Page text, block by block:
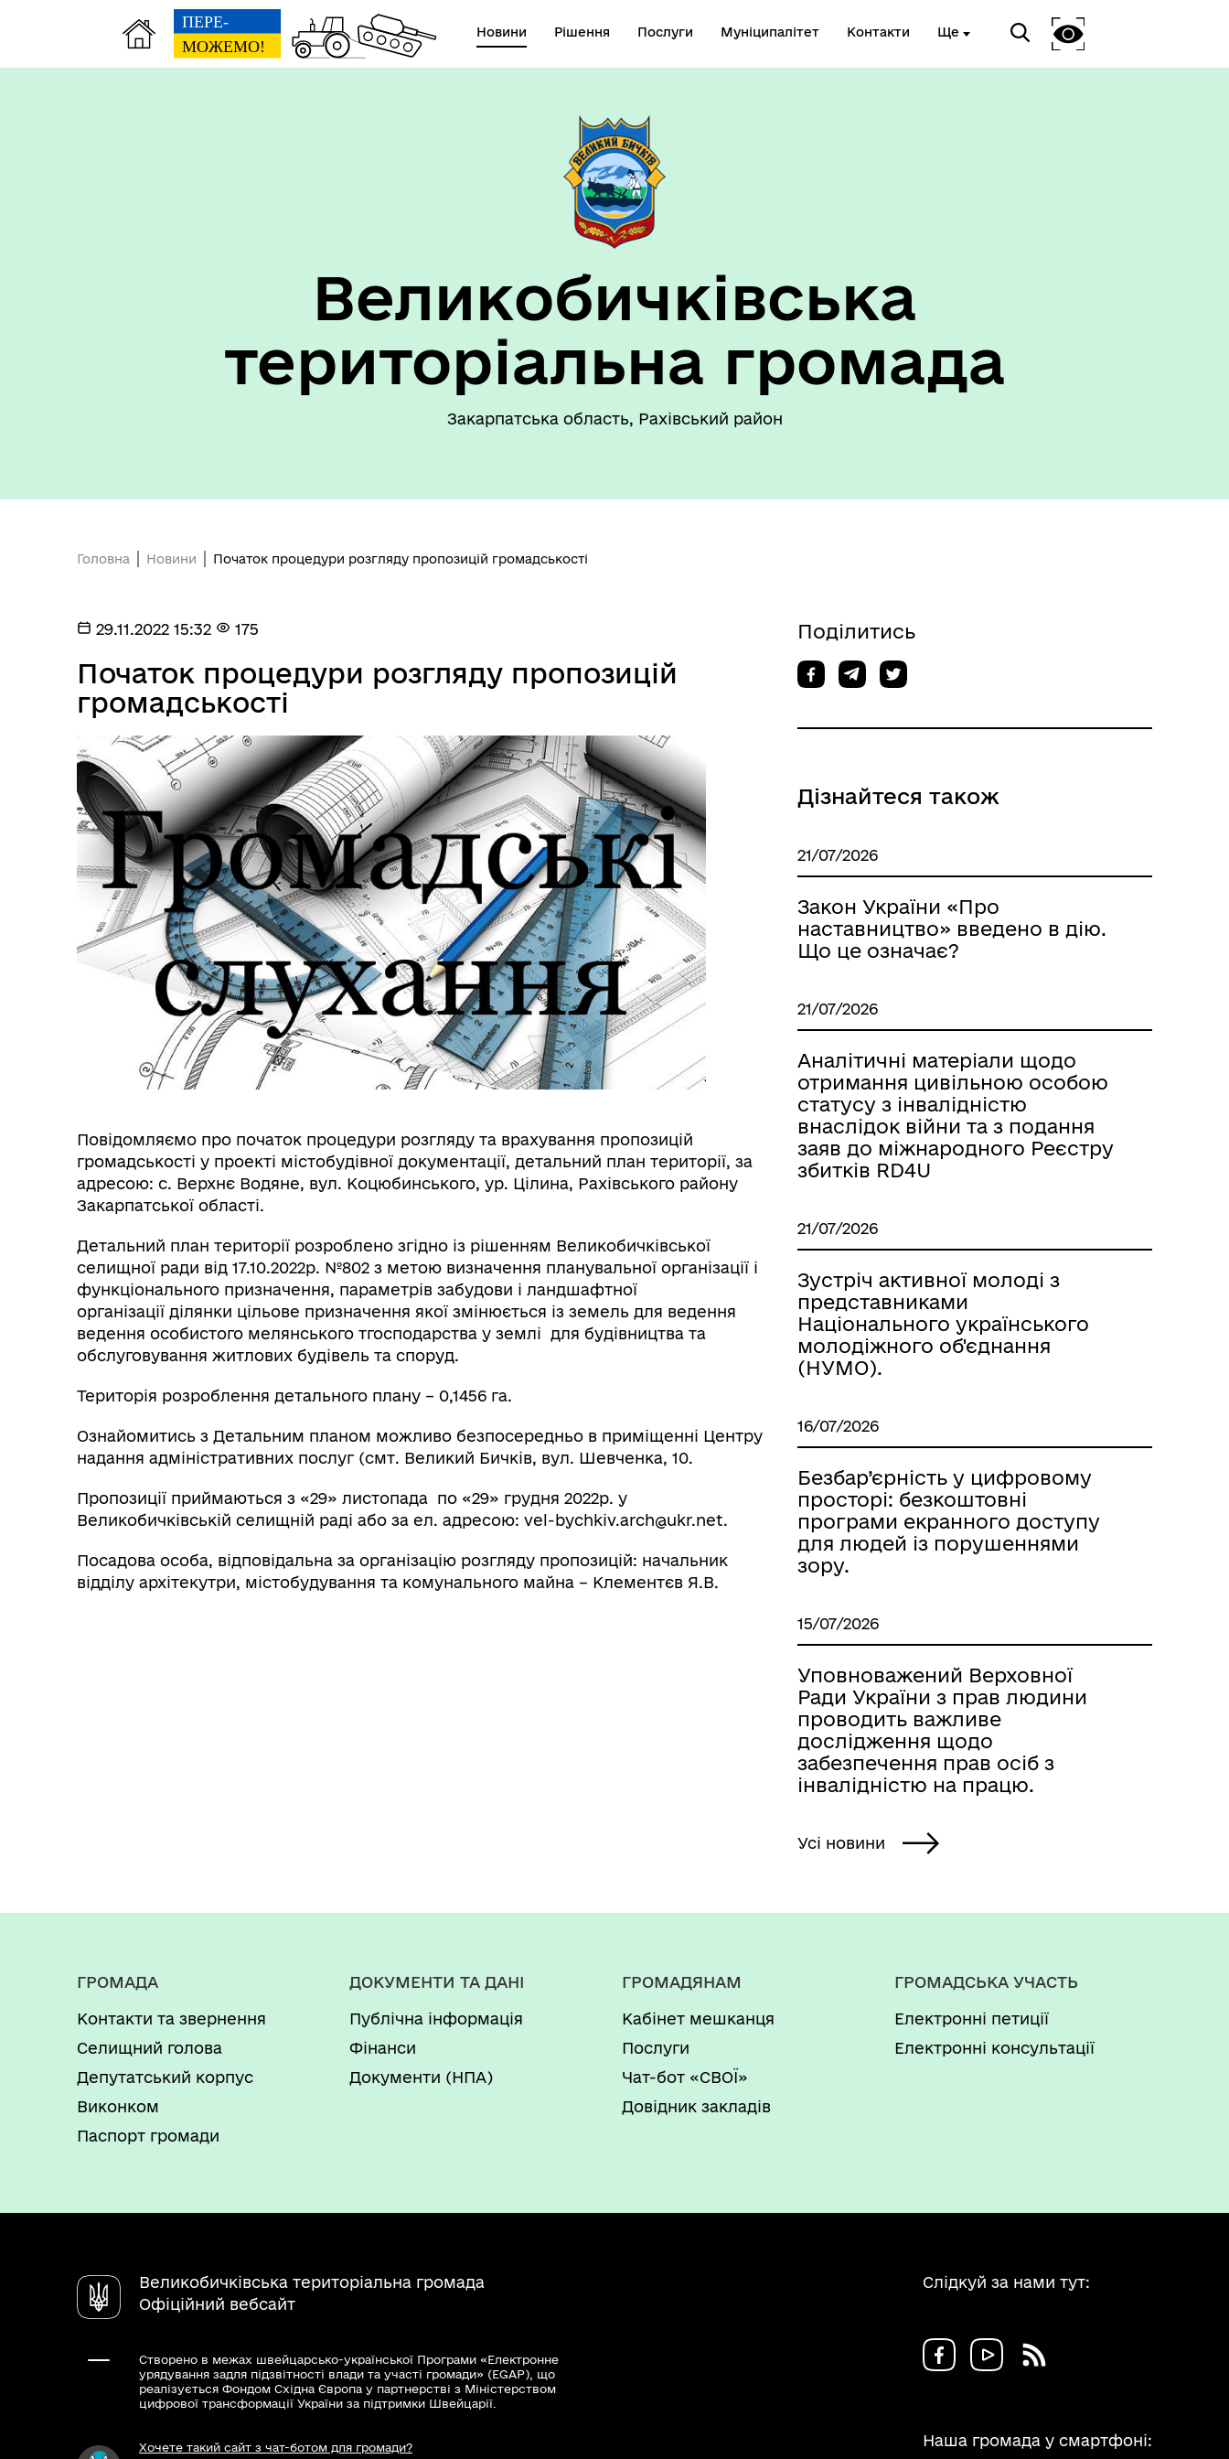
Новини Рішення Послуги Муніципалітет Контакти Ще
установ Великобичківської ТГ
Великобичківська
територіальна громада
Закарпатська область, Рахівський район
Головна Новини Початок процедури розгляду пропозицій громадськості
29.11.2022 15:32 175
Початок процедури розгляду пропозицій
громадськості
Повідомляємо про початок процедури розгляду та врахування пропозицій
громадськості у проекті містобудівної документації, детальний план території, за
адресою: с. Верхнє Водяне, вул. Коцюбинського, ур. Цілина, Рахівського району
Закарпатської області.
Детальний план території розроблено згідно із рішенням Великобичківської
селищної ради від 17.10.2022р. №802 з метою визначення планувальної організації і
функціонального призначення, параметрів забудови і ландшафтної
організації ділянки цільове призначення якої змінюється із земель для ведення
ведення особистого мелянського тгосподарства у землі для будівництва та
обслуговування житлових будівель та споруд.
Територія розроблення детального плану – 0,1456 га.
Ознайомитись з Детальним планом можливо безпосередньо в приміщенні Центру
надання адміністративних послуг (смт. Великий Бичків, вул. Шевченка, 10.
Пропозиції приймаються з «29» листопада по «29» грудня 2022р. у
Великобичківській селищній раді або за ел. адресою: vel-bychkiv.arch@ukr.net.
Посадова особа, відповідальна за організацію розгляду пропозицій: начальник
відділу архітекутри, містобудування та комунального майна – Клементєв Я.В.
Поділитись
Дізнайтеся також
21/07/2026
Закон України «Про
наставництво» введено в дію.
Що це означає?
21/07/2026
Аналітичні матеріали щодо
отримання цивільною особою
статусу з інвалідністю
внаслідок війни та з подання
заяв до міжнародного Реєстру
збитків RD4U
21/07/2026
Зустріч активної молоді з
представниками
Національного українського
молодіжного об'єднання
(НУМО).
16/07/2026
Безбар’єрність у цифровому
просторі: безкоштовні
програми екранного доступу
для людей із порушеннями
зору.
15/07/2026
Уповноважений Верховної
Ради України з прав людини
проводить важливе
дослідження щодо
забезпечення прав осіб з
інвалідністю на працю.
Усі новини
ГРОМАДА
Контакти та звернення
Селищний голова
Депутатський корпус
Виконком
Паспорт громади
ДОКУМЕНТИ ТА ДАНІ
Публічна інформація
Фінанси
Документи (НПА)
ГРОМАДЯНАМ
Кабінет мешканця
Послуги
Чат-бот «СВОЇ»
Довідник закладів
ГРОМАДСЬКА УЧАСТЬ
Електронні петиції
Електронні консультації
Великобичківська територіальна громада
Офіційний вебсайт
Створено в межах швейцарсько-української Програми «Електронне
урядування задля підзвітності влади та участі громади» (EGAP), що
реалізується Фондом Східна Європа у партнерстві з Міністерством
цифрової трансформації України за підтримки Швейцарії.
Хочете такий сайт з чат-ботом для громади?
Слідкуй за нами тут:
Наша громада у смартфоні: